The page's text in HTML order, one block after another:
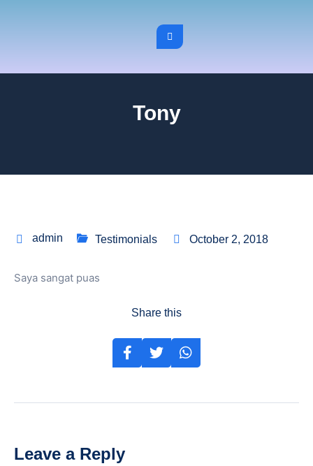
Tony
admin Testimonials October 2, 2018
Saya sangat puas
Share this
Leave a Reply